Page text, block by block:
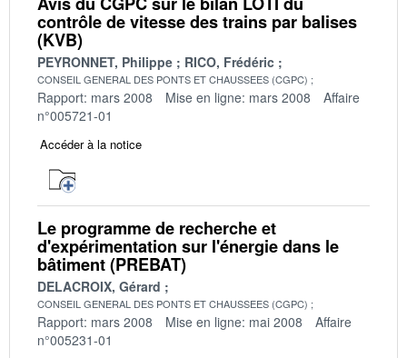
contrôle de vitesse des trains par balises
(KVB)
PEYRONNET, Philippe RICO, Frédéric
CONSEIL GENERAL DES PONTS ET CHAUSSEES (CGPC)
Rapport: mars 2008 Mise en ligne: mars 2008
Affaire
n°005721-01
Accéder à la notice
Le programme de recherche et
d'expérimentation sur l'énergie dans le
bâtiment (PREBAT)
DELACROIX, Gérard
CONSEIL GENERAL DES PONTS ET CHAUSSEES (CGPC)
Rapport: mars 2008 Mise en ligne: mai 2008
Affaire
n°005231-01